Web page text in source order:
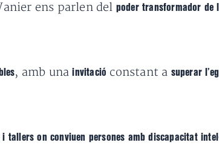
ens parlen del poder transformador de
, amb unainvitació constant a superar
tallers on conviuen persones amb discapacitat